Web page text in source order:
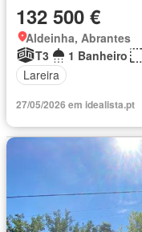
132 500 €
Aldeinha, Abrantes
T3
1 Banheiro
Lareira
27/05/2026 em idealista.pt